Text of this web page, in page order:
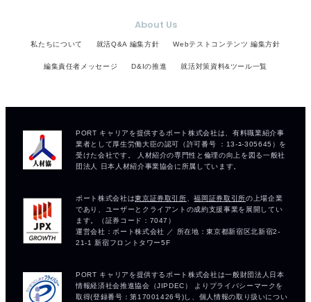
About Us
私たちについて 就活Q&A 編集方針 Webテストコンテンツ 編集方針
編集責任者メッセージ D&Iの推進 就活対策資料&ツール一覧